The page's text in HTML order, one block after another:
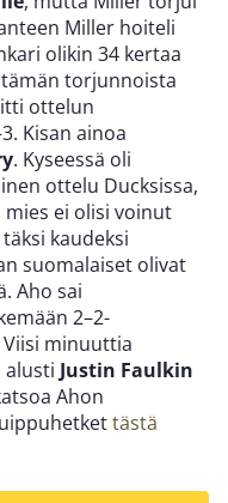
Miller hoiteli
olikin 34 kertaa
torjunnoista
ottelun
Kisan ainoa
. Kyseessä oli
ottelu Ducksissa,
ei olisi voinut
kaudeksi
suomalaiset olivat
Aho sai
2–2-
minuuttia
alusti Justin Faulkin
Ahon
tästä